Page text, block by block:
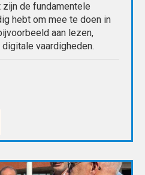
zijn de fundamentele
hebt om mee te doen in
aan lezen,
vaardigheden.